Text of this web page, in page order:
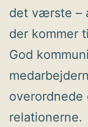
det værste –
der kommer
God
relationerne.